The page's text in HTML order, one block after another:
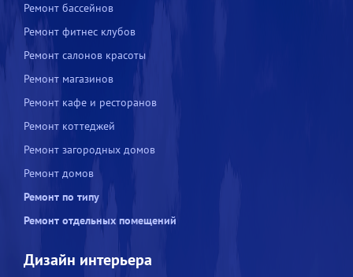
Ремонт бассейнов
Ремонт фитнес клубов
Ремонт салонов красоты
Ремонт магазинов
Ремонт кафе и ресторанов
Ремонт коттеджей
Ремонт загородных домов
Ремонт домов
Ремонт по типу
Ремонт отдельных помещений
Дизайн интерьера